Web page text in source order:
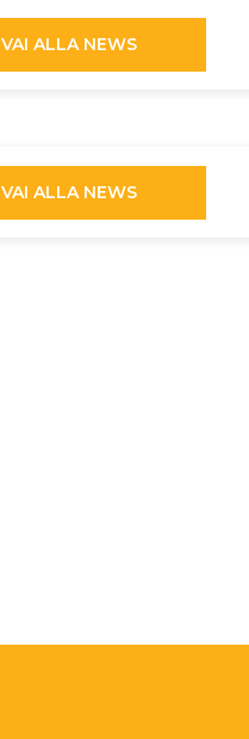
VAI ALLA NEWS
VAI ALLA NEWS